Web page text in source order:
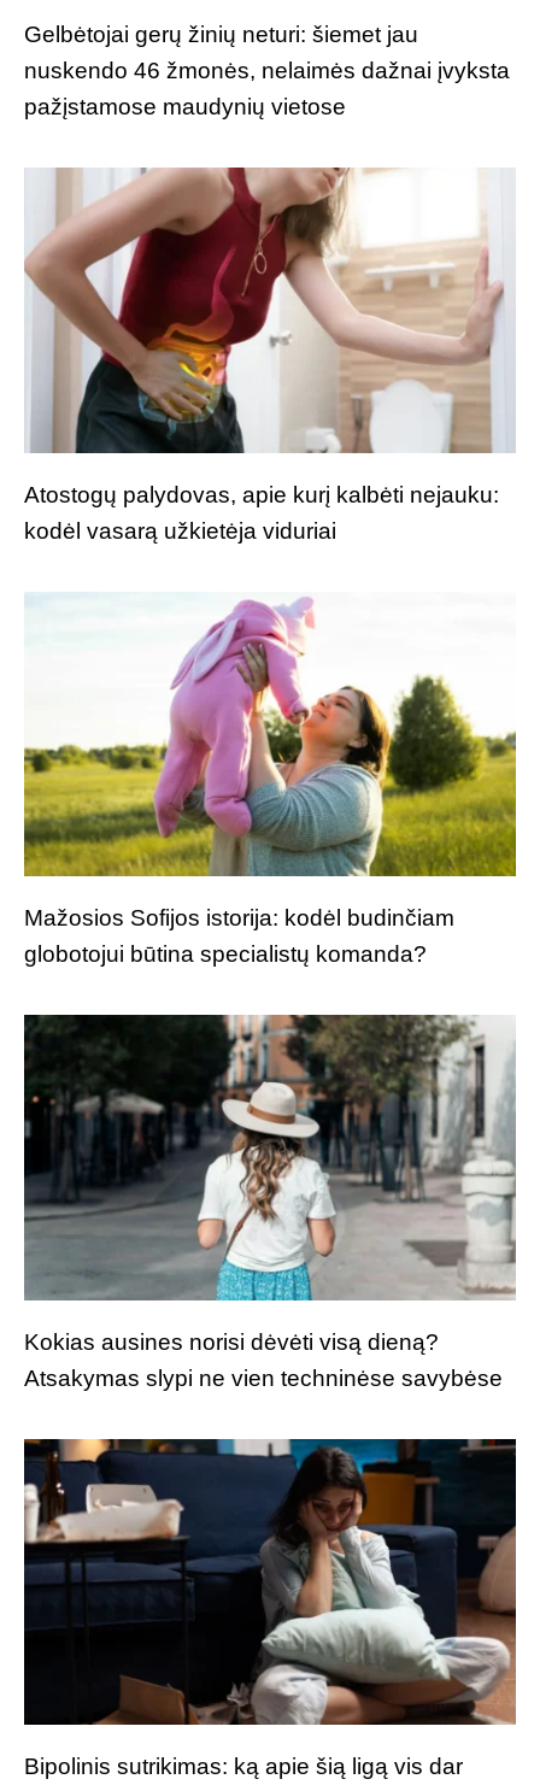
Gelbėtojai gerų žinių neturi: šiemet jau
nuskendo 46 žmonės, nelaimės dažnai įvyksta
pažįstamose maudynių vietose
Atostogų palydovas, apie kurį kalbėti nejauku:
kodėl vasarą užkietėja viduriai
Mažosios Sofijos istorija: kodėl budinčiam
globotojui būtina specialistų komanda?
Kokias ausines norisi dėvėti visą dieną?
Atsakymas slypi ne vien techninėse savybėse
Bipolinis sutrikimas: ką apie šią ligą vis dar